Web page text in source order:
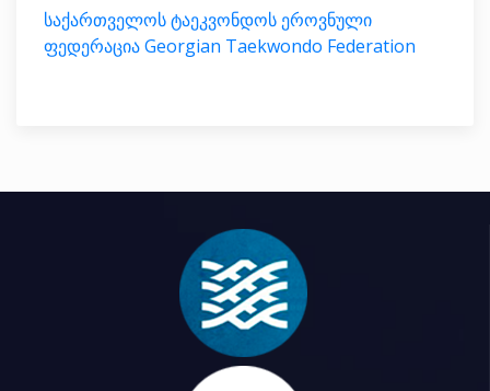
საქართველოს ტაეკვონდოს ეროვნული
ფედერაცია Georgian Taekwondo Federation